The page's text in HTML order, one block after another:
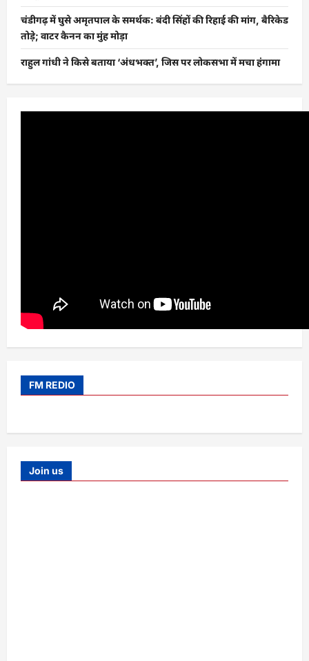
चंडीगढ़ में घुसे अमृतपाल के समर्थक: बंदी सिंहों की रिहाई की मांग, बैरिकेड
तोड़े; वाटर कैनन का मुंह मोड़ा
राहुल गांधी ने किसे बताया ‘अंधभक्त’, जिस पर लोकसभा में मचा हंगामा
FM REDIO
Join us